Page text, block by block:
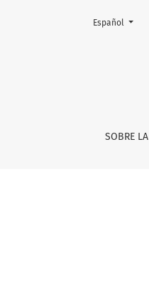
SOBRE
Cambiar el
Español